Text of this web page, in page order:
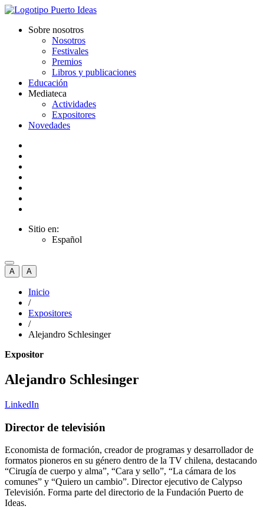
Sobre nosotros
Nosotros
Festivales
Premios
Libros y publicaciones
Educación
Mediateca
Actividades
Expositores
Novedades
Sitio en:
Español
A A
Inicio
/
Expositores
/
Alejandro Schlesinger
Expositor
Alejandro Schlesinger
LinkedIn
Director de televisión
Economista de formación, creador de programas y desarrollador de
formatos pioneros en su género dentro de la TV chilena, destacando
“Cirugía de cuerpo y alma”, “Cara y sello”, “La cámara de los
comunes” y “Quiero un cambio”. Director ejecutivo de Calypso
Televisión. Forma parte del directorio de la Fundación Puerto de
Ideas.